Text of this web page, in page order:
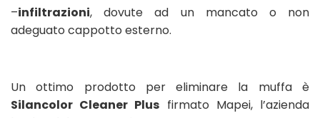
–infiltrazioni, dovute ad un mancato o non
adeguato cappotto esterno.
Un ottimo prodotto per eliminare la muffa è
Silancolor Cleaner Plus firmato Mapei, l’azienda